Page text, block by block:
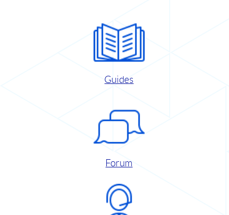
Guides
Forum